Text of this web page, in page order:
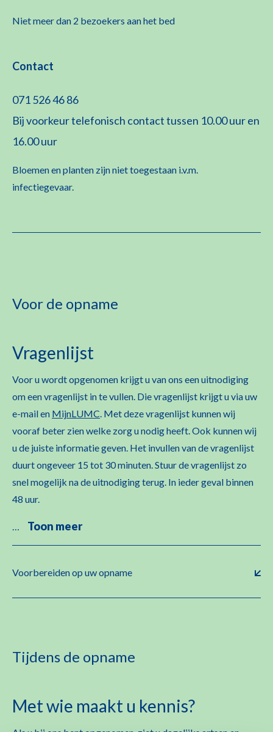
Niet meer dan 2 bezoekers aan het bed
Contact
071 526 46 86
Bij voorkeur telefonisch contact tussen 10.00 uur en
16.00 uur
Bloemen en planten zijn niet toegestaan i.v.m.
infectiegevaar.
Voor de opname
Vragenlijst
Voor u wordt opgenomen krijgt u van ons een uitnodiging
om een vragenlijst in te vullen. Die vragenlijst krijgt u via uw
e-mail en MijnLUMC. Met deze vragenlijst kunnen wij
vooraf beter zien welke zorg u nodig heeft. Ook kunnen wij
u de juiste informatie geven. Het invullen van de vragenlijst
duurt ongeveer 15 tot 30 minuten. Stuur de vragenlijst zo
snel mogelijk na de uitnodiging terug. In ieder geval binnen
48 uur.
… Toon meer
Voorbereiden op uw opname
Tijdens de opname
Met wie maakt u kennis?